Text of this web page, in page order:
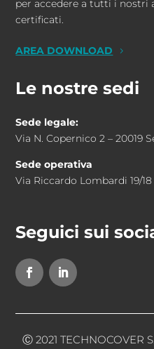
per accedere a tutti i nostri
certificati.
AREA DOWNLOAD
Le nostre sedi
Sede legale:
Via N. Copernico 2 – 20019
Sede operativa
Via Riccardo Lombardi 19/18
Seguici sui
Ⓒ 2021 TECHNOCOVER